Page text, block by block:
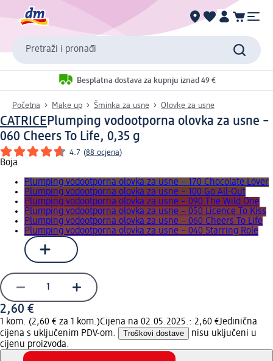
Pretraži i pronađi
Besplatna dostava za kupnju iznad 49 €
Početna Make up Šminka za usne Olovke za usne
CATRICEPlumping vodootporna olovka za usne –
060 Cheers To Life, 0,35 g
4.7 (88 ocjena)
Boja
Plumping vodootporna olovka za usne – 170 Chocolate Lover
Plumping vodootporna olovka za usne – 100 Go All-Out
Plumping vodootporna olovka za usne – 090 The Wild One
Plumping vodootporna olovka za usne – 050 Licence To Kiss
Plumping vodootporna olovka za usne – 060 Cheers To Life
Plumping vodootporna olovka za usne – 040 Starring Role
2,60 €
1 kom. (2,60 € za 1 kom.)Cijena na 02.05.2025.: 2,60 €Jedinična
cijena s uključenim PDV-om.
Troškovi dostave
nisu uključeni u
cijenu proizvoda.